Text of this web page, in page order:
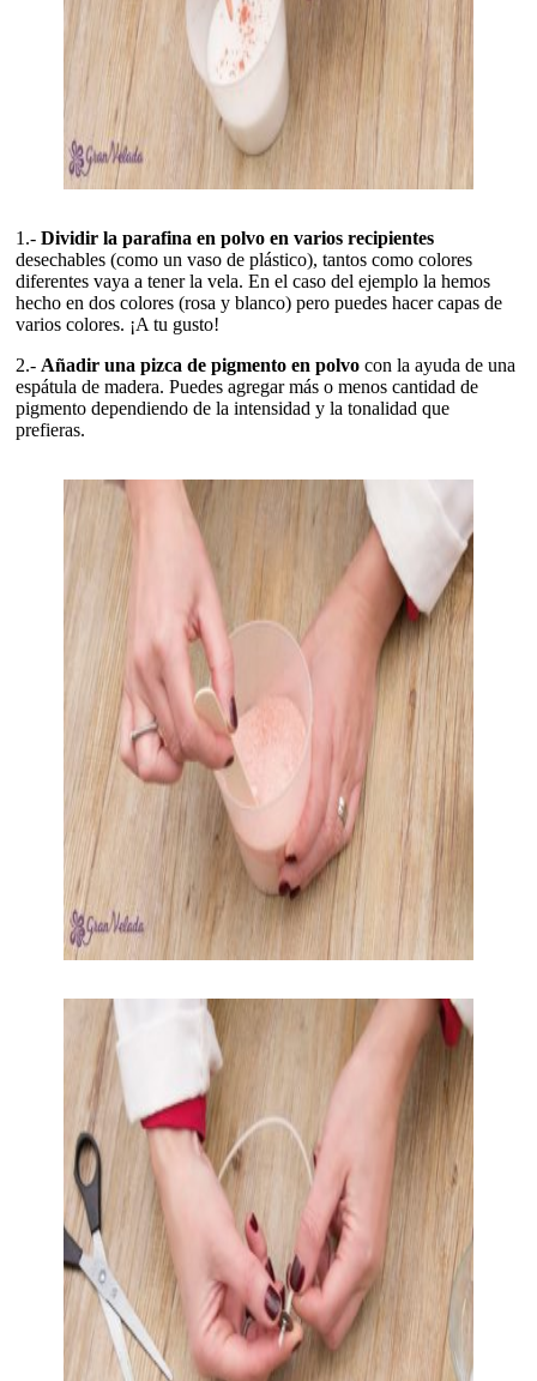
1.- Dividir la parafina en polvo en varios recipientes
desechables (como un vaso de plástico), tantos como colores
diferentes vaya a tener la vela. En el caso del ejemplo la hemos
hecho en dos colores (rosa y blanco) pero puedes hacer capas de
varios colores. ¡A tu gusto!
2.- Añadir una pizca de pigmento en polvo con la ayuda de una
espátula de madera. Puedes agregar más o menos cantidad de
pigmento dependiendo de la intensidad y la tonalidad que
prefieras.